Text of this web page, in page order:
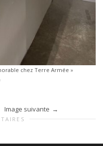
chez Terre Armée »
Image suivante